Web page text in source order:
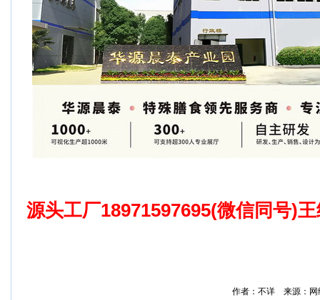
源头工厂18971597695(微信同号)
作者：不详 来源：